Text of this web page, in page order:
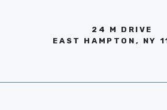
24 M DRIVE
EAST HAMPTON, NY